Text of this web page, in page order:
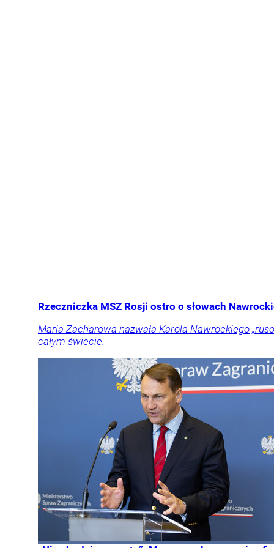
Rzeczniczka MSZ Rosji ostro o słowach
Maria Zacharowa nazwała Karola Nawrockiego
całym świecie.